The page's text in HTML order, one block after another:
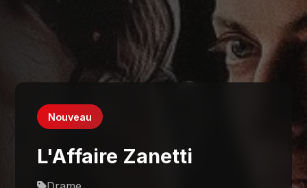
Nouveau
L'Affaire Zanetti